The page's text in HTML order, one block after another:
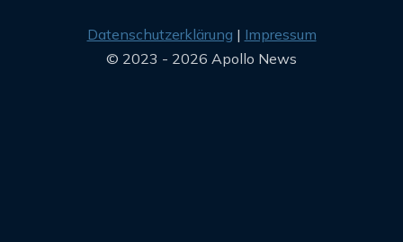
Datenschutzerklärung
Impressum
© 2023 - 2026 Apollo News